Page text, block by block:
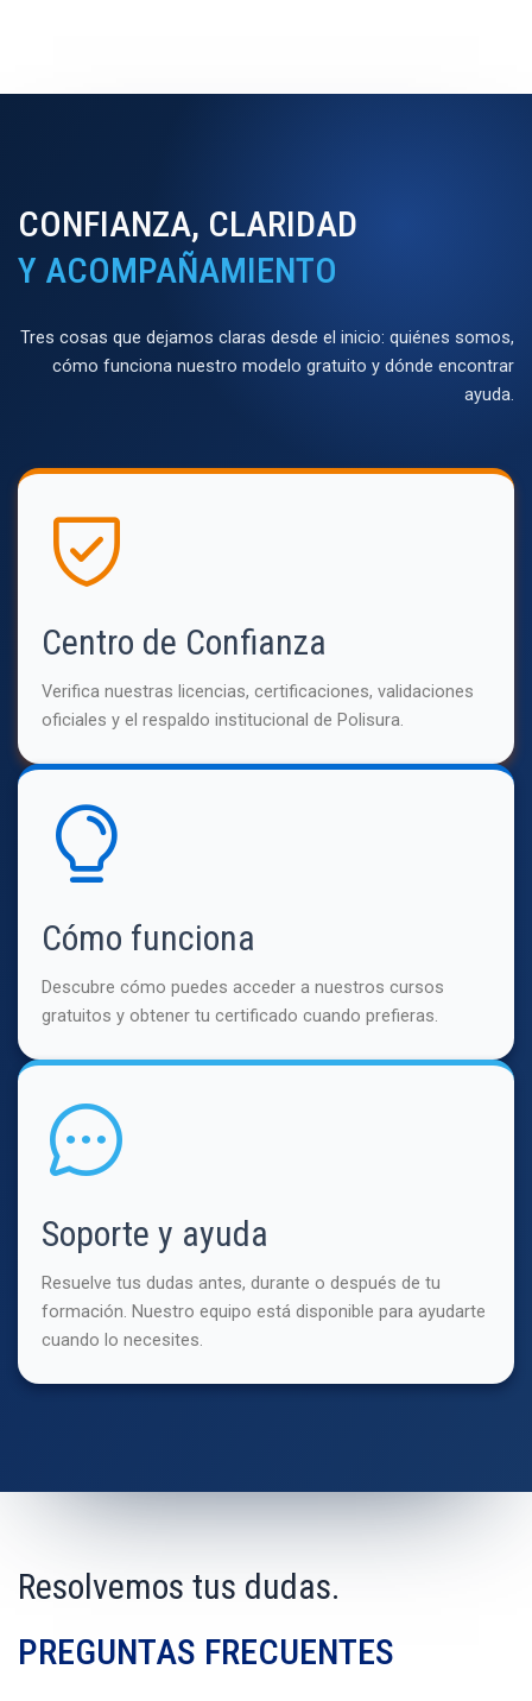
CONFIANZA, CLARIDAD
Y ACOMPAÑAMIENTO
Tres cosas que dejamos claras desde el inicio: quiénes somos,
cómo funciona nuestro modelo gratuito y dónde encontrar
ayuda.
Centro de Confianza
Verifica nuestras licencias, certificaciones, validaciones
oficiales y el respaldo institucional de Polisura.
Cómo funciona
Descubre cómo puedes acceder a nuestros cursos
gratuitos y obtener tu certificado cuando prefieras.
Soporte y ayuda
Resuelve tus dudas antes, durante o después de tu
formación. Nuestro equipo está disponible para ayudarte
cuando lo necesites.
Resolvemos tus dudas.
PREGUNTAS FRECUENTES